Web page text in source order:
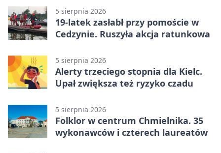
5 sierpnia 2026
19-latek zasłabł przy pomoście w
Cedzynie. Ruszyła akcja ratunkowa
5 sierpnia 2026
Alerty trzeciego stopnia dla Kielc.
Upał zwiększa też ryzyko czadu
5 sierpnia 2026
Folklor w centrum Chmielnika. 35
wykonawców i czterech laureatów